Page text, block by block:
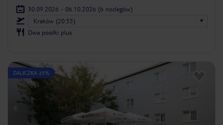
30.09.2026 - 06.10.2026 (6 noclegów)
Kraków (20:55)
Dwa posiłki plus
ZALICZKA 25%